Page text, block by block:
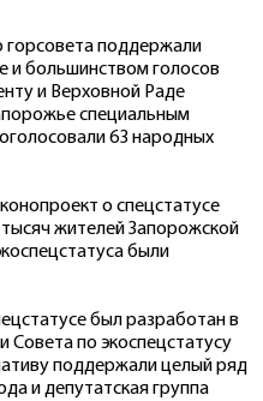
горсовета поддержали
и большинством голосов
и Верховной Раде
специальным
63 народных
о спецстатусе
жителей Запорожской
были
был разработан в
Совета по экоспецстатусу
поддержали целый ряд
и депутатская группа